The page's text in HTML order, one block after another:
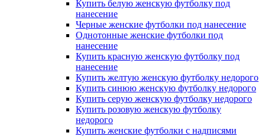
Купить белую женскую футболку под
нанесение
Черные женские футболки под нанесение
Однотонные женские футболки под
нанесение
Купить красную женскую футболку под
нанесение
Купить желтую женскую футболку недорого
Купить синюю женскую футболку недорого
Купить серую женскую футболку недорого
Купить розовую женскую футболку
недорого
Купить женские футболки с надписями